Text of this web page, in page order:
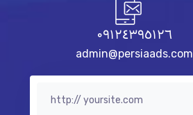
٠٩١٢٤٣٩٥١٢٦
admin@persiaads.com